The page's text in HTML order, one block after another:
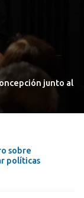
junto al
sobre
políticas